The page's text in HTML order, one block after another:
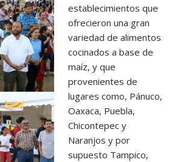
establecimientos que
ofrecieron una gran
variedad de alimentos
cocinados a base de
maíz, y que
provenientes de
lugares como, Pánuco,
Oaxaca, Puebla,
Chicontepec y
Naranjos y por
supuesto Tampico,